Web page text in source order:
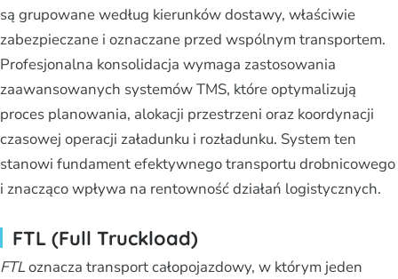
są grupowane według kierunków dostawy, właściwie
zabezpieczane i oznaczane przed wspólnym transportem.
Profesjonalna konsolidacja wymaga zastosowania
zaawansowanych systemów TMS, które optymalizują
proces planowania, alokacji przestrzeni oraz koordynacji
czasowej operacji załadunku i rozładunku. System ten
stanowi fundament efektywnego transportu drobnicowego
i znacząco wpływa na rentowność działań logistycznych.
FTL (Full Truckload)
FTLoznacza transport całopojazdowy, w którym jeden